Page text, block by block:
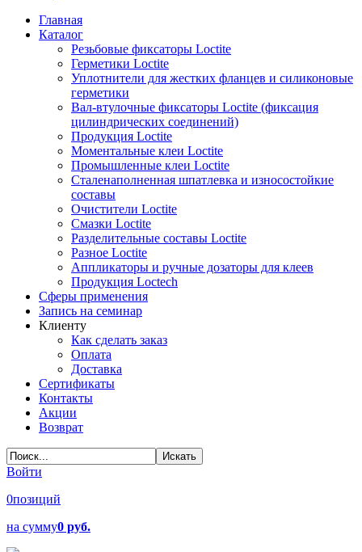
Главная
Каталог
Резьбовые фиксаторы Loctite
Герметики Loctite
Уплотнители для жестких фланцев и силиконовые
герметики
Вал-втулочные фиксаторы Loctite (фиксация
цилиндрических соединений)
Продукция Loctite
Моментальные клеи Loctite
Промышленные клеи Loctite
Сталенаполненная шпатлевка и износостойкие
составы
Очистители Loctite
Смазки Loctite
Разделительные составы Loctite
Разное Loctite
Аппликаторы и ручные дозаторы для клеев
Продукция Loctech
Сферы применения
Запись на семинар
Клиенту
Как сделать заказ
Оплата
Доставка
Сертификаты
Контакты
Акции
Возврат
Войти
0позиций
на сумму0 руб.